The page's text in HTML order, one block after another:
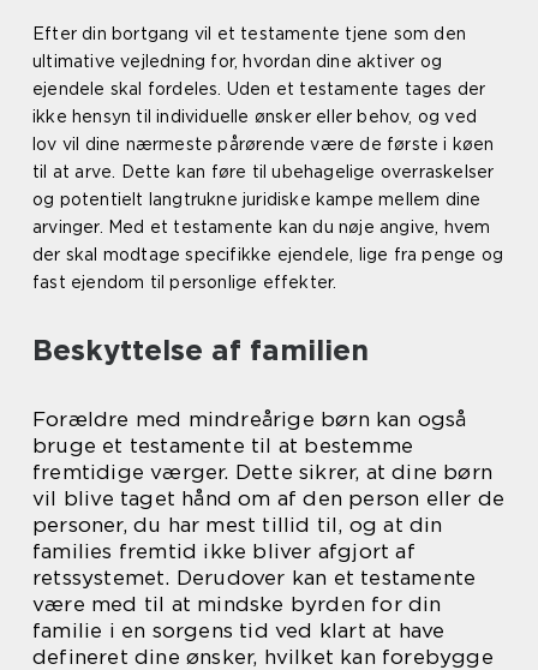
Efter din bortgang vil et testamente tjene som den
ultimative vejledning for, hvordan dine aktiver og
ejendele skal fordeles. Uden et testamente tages der
ikke hensyn til individuelle ønsker eller behov, og ved
lov vil dine nærmeste pårørende være de første i køen
til at arve. Dette kan føre til ubehagelige overraskelser
og potentielt langtrukne juridiske kampe mellem dine
arvinger. Med et testamente kan du nøje angive, hvem
der skal modtage specifikke ejendele, lige fra penge og
fast ejendom til personlige effekter.
Beskyttelse af familien
Forældre med mindreårige børn kan også
bruge et testamente til at bestemme
fremtidige værger. Dette sikrer, at dine børn
vil blive taget hånd om af den person eller de
personer, du har mest tillid til, og at din
families fremtid ikke bliver afgjort af
retssystemet. Derudover kan et testamente
være med til at mindske byrden for din
familie i en sorgens tid ved klart at have
defineret dine ønsker, hvilket kan forebygge